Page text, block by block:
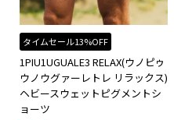
タイムセール13%OFF
1PIU1UGUALE3 RELAX(ウノピゥ
ウノウグァーレトレ リラックス)
ヘビースウェットピグメントシ
ョーツ